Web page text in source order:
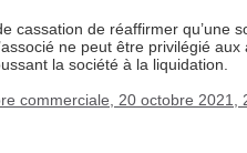
cassation de réaffirmer qu’une
ne peut être privilégié
la société à la liquidation.
commerciale, 20 octobre 2021,